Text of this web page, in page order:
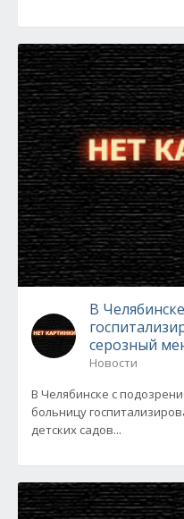
В
серозный
Новости
В Челябинске с
больницу
детских садов...